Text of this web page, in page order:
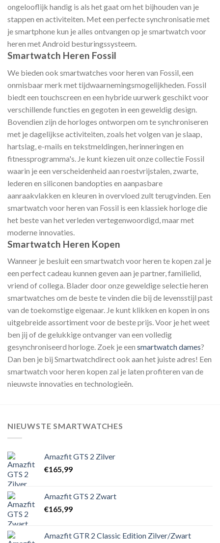
ongelooflijk handig is als het gaat om het bijhouden van je
stappen en activiteiten. Met een perfecte synchronisatie met
je smartphone kun je alles ontvangen op je smartwatch voor
heren met Android besturingssysteem.
Smartwatch Heren Fossil
We bieden ook smartwatches voor heren van Fossil, een
onmisbaar merk met tijdwaarnemingsmogelijkheden. Fossil
biedt een touchscreen en een hybride uurwerk geschikt voor
verschillende functies en gegoten in een geweldig design.
Bovendien zijn de horloges ontworpen om te synchroniseren
met je dagelijkse activiteiten, zoals het volgen van je slaap,
hartslag, e-mails en tekstmeldingen, herinneringen en
fitnessprogramma's. Je kunt kiezen uit onze collectie Fossil
waarin je een verscheidenheid aan roestvrijstalen, zwarte,
lederen en siliconen bandopties en aanpasbare
aanraakvlakken en kleuren in overvloed zult terugvinden. Een
smartwatch voor heren van Fossil is een klassiek horloge die
het beste van het verleden vertegenwoordigd, maar met
moderne innovaties.
Smartwatch Heren Kopen
Wanneer je besluit een smartwatch voor heren te kopen zal je
een perfect cadeau kunnen geven aan je partner, familielid,
vriend of collega. Blader door onze geweldige selectie heren
smartwatches om de beste te vinden die bij de levensstijl past
van de toekomstige eigenaar. Je kunt klikken en kopen in ons
uitgebreide assortiment voor de beste prijs. Voor je het weet
ben jij of de gelukkige ontvanger van een volledig
gesynchroniseerd horloge. Zoek je een smartwatch dames?
Dan ben je bij Smartwatchdirect ook aan het juiste adres! Een
smartwatch voor heren kopen zal je laten profiteren van de
nieuwste innovaties en technologieën.
NIEUWSTE SMARTWATCHES
Amazfit GTS 2 Zilver
€165,99
Amazfit GTS 2 Zwart
€165,99
Amazfit GTR 2 Classic Edition Zilver/Zwart